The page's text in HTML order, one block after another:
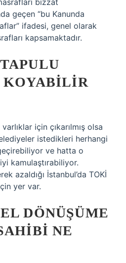
bizzat
geçen “bu Kanunda
ifadesi, genel olarak
kapsamaktadır.
KOYABILIR
için çıkarılmış olsa
istedikleri herhangi
ve hatta o
kamulaştırabiliyor.
azaldığı İstanbul’da TOKİ
yer var.
DÖNÜŞÜME
NE